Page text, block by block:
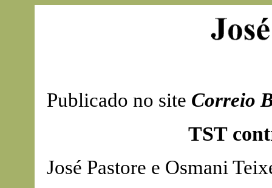
Publicado no site Correio
TST
José Pastore e Osmani